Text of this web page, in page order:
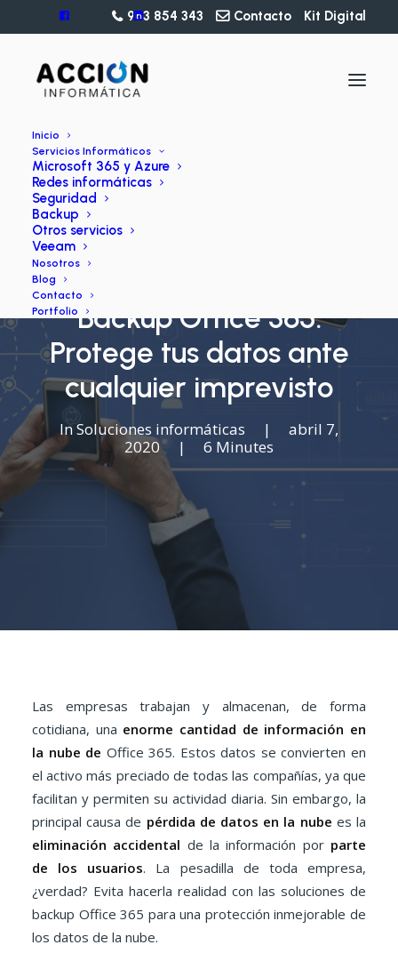
963 854 343 Contacto Kit Digital
Inicio
Servicios Informáticos
Microsoft 365 y Azure
Redes informáticas
Seguridad
Backup
Otros servicios
Veeam
Nosotros
Blog
Contacto
PortfolioBackup Office 365:
Protege tus datos ante
cualquier imprevisto
InSoluciones informáticas |
abril 7,
2020
| 6 Minutes
Las empresas trabajan y almacenan, de forma
cotidiana, una enorme cantidad de información en
la nube de Office 365. Estos datos se convierten en
el activo más preciado de todas las compañías, ya que
facilitan y permiten su actividad diaria. Sin embargo, la
principal causa de pérdida de datos en la nube es la
eliminación accidental de la información por parte
de los usuarios. La pesadilla de toda empresa,
¿verdad? Evita hacerla realidad con las soluciones de
backup Office 365 para una protección inmejorable de
los datos de la nube.